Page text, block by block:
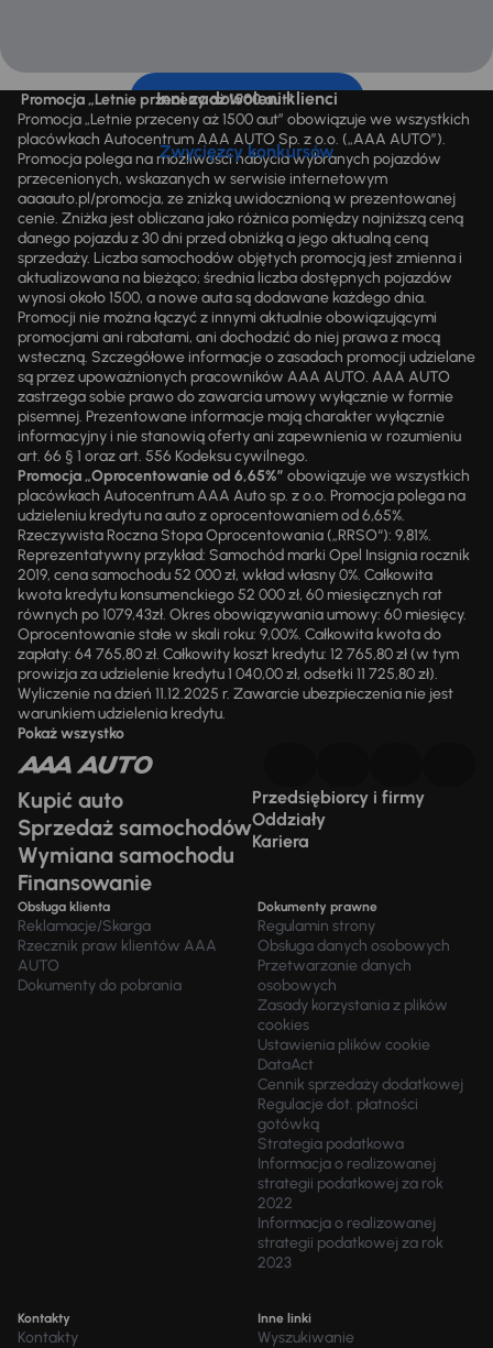
Inni zadowoleni klienci
Zwycięzcy konkursów
Promocja „Letnie przeceny aż 1500 aut”
Promocja „Letnie przeceny aż 1500 aut” obowiązuje we wszystkich
placówkach Autocentrum AAA AUTO Sp. z o.o. („AAA AUTO”).
Promocja polega na możliwości nabycia wybranych pojazdów
przecenionych, wskazanych w serwisie internetowym
aaaauto.pl/promocja, ze zniżką uwidocznioną w prezentowanej
cenie. Zniżka jest obliczana jako różnica pomiędzy najniższą ceną
danego pojazdu z 30 dni przed obniżką a jego aktualną ceną
sprzedaży. Liczba samochodów objętych promocją jest zmienna i
aktualizowana na bieżąco; średnia liczba dostępnych pojazdów
wynosi około 1500, a nowe auta są dodawane każdego dnia.
Promocji nie można łączyć z innymi aktualnie obowiązującymi
promocjami ani rabatami, ani dochodzić do niej prawa z mocą
wsteczną. Szczegółowe informacje o zasadach promocji udzielane
są przez upoważnionych pracowników AAA AUTO. AAA AUTO
zastrzega sobie prawo do zawarcia umowy wyłącznie w formie
pisemnej. Prezentowane informacje mają charakter wyłącznie
informacyjny i nie stanowią oferty ani zapewnienia w rozumieniu
art. 66 § 1 oraz art. 556 Kodeksu cywilnego.
Promocja „Oprocentowanie od 6,65%” obowiązuje we wszystkich
placówkach Autocentrum AAA Auto sp. z o.o. Promocja polega na
udzieleniu kredytu na auto z oprocentowaniem od 6,65%.
Rzeczywista Roczna Stopa Oprocentowania („RRSO“): 9,81%.
Reprezentatywny przykład: Samochód marki Opel Insignia rocznik
2019, cena samochodu 52 000 zł, wkład własny 0%. Całkowita
kwota kredytu konsumenckiego 52 000 zł, 60 miesięcznych rat
równych po 1079,43zł. Okres obowiązywania umowy: 60 miesięcy.
Oprocentowanie stałe w skali roku: 9,00%. Całkowita kwota do
zapłaty: 64 765,80 zł. Całkowity koszt kredytu: 12 765,80 zł (w tym
prowizja za udzielenie kredytu 1 040,00 zł, odsetki 11 725,80 zł).
Wyliczenie na dzień 11.12.2025 r. Zawarcie ubezpieczenia nie jest
warunkiem udzielenia kredytu.
Pokaż wszystko
Kupić auto
Sprzedaż samochodów
Wymiana samochodu
Finansowanie
Przedsiębiorcy i firmy
Oddziały
Kariera
Obsługa klienta
Reklamacje/Skarga
Rzecznik praw klientów AAA
AUTO
Dokumenty do pobrania
Dokumenty prawne
Regulamin strony
Obsługa danych osobowych
Przetwarzanie danych
osobowych
Zasady korzystania z plików
cookies
Ustawienia plików cookie
DataAct
Cennik sprzedaży dodatkowej
Regulacje dot. płatności
gotówką
Strategia podatkowa
Informacja o realizowanej
strategii podatkowej za rok
2022
Informacja o realizowanej
strategii podatkowej za rok
2023
Kontakty
Kontakty
Inne linki
Wyszukiwanie